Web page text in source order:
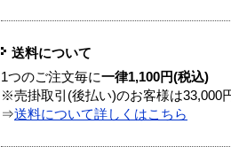
送料について
1つのご注文毎に一律1,100円(税込)
※売掛取引(後払い)のお客様は33,000
⇒送料について詳しくはこちら